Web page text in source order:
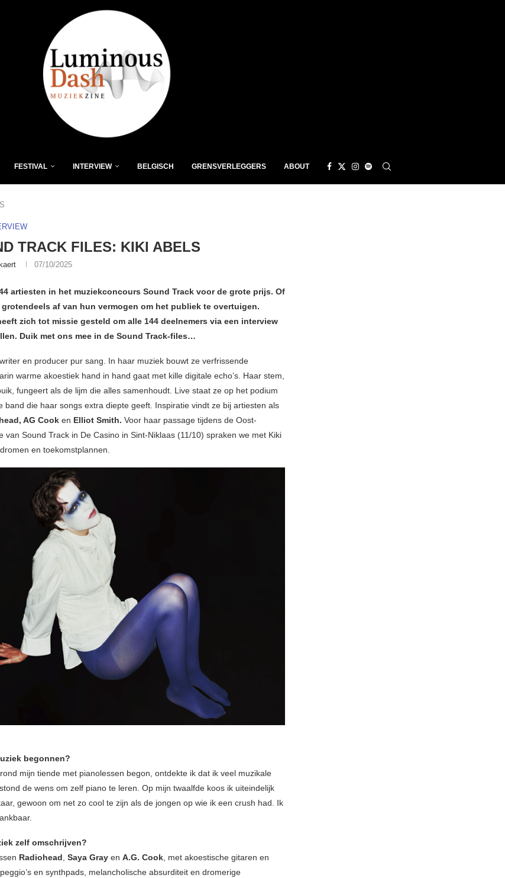
FESTIVAL INTERVIEW BELGISCH GRENSVERLEGGERS ABOUT
TRACK FILES: KIKI ABELS
07/10/2025
artiesten in het muziekconcours Sound Track voor de grote prijs. Of
af van hun vermogen om het publiek te overtuigen.
zich tot missie gesteld om alle 144 deelnemers via een interview
Duik met ons mee in de Sound Track-files…
en producer pur sang. In haar muziek bouwt ze verfrissende
warme akoestiek hand in hand gaat met kille digitale echo’s. Haar stem,
fungeert als de lijm die alles samenhoudt. Live staat ze op het podium
band die haar songs extra diepte geeft. Inspiratie vindt ze bij artiesten als
AG Cook en Elliot Smith. Voor haar passage tijdens de Oost-
van Sound Track in De Casino in Sint-Niklaas (11/10) spraken we met Kiki
en toekomstplannen.
begonnen?
mijn tiende met pianolessen begon, ontdekte ik dat ik veel muzikale
de wens om zelf piano te leren. Op mijn twaalfde koos ik uiteindelijk
gewoon om net zo cool te zijn als de jongen op wie ik een crush had. Ik
zelf omschrijven?
Radiohead, Saya Gray en A.G. Cook, met akoestische gitaren en
en synthpads, melancholische absurditeit en dromerige